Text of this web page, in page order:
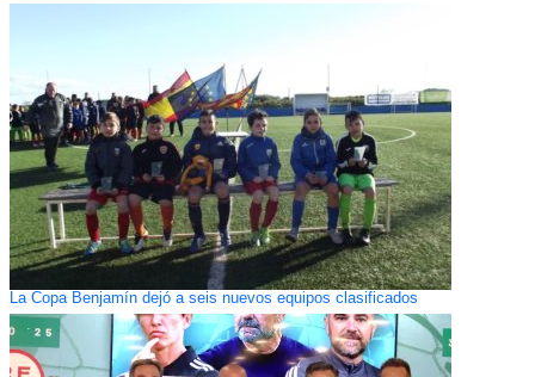
La Copa Benjamín dejó a seis nuevos equipos clasificados